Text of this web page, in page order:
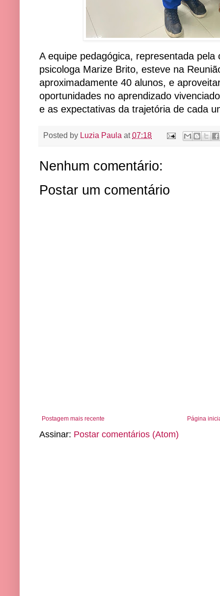
A equipe pedagógica, representada
psicologa Marize Brito, esteve na
aproximadamente 40 alunos, e
oportunidades no aprendizado
e as expectativas da trajetória de cada
Posted by Luzia Paula at07:18
Nenhum comentário:
Postar um comentário
Postagem mais recente Página
Assinar: Postar comentários (Atom)